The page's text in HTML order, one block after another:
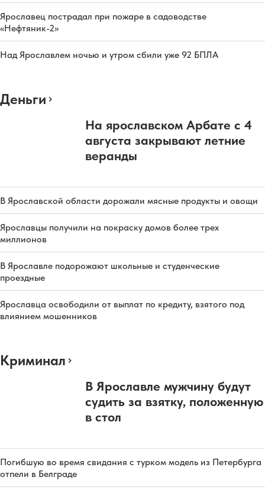
Ярославец пострадал при пожаре в садоводстве
«Нефтяник-2»
Над Ярославлем ночью и утром сбили уже 92 БПЛА
Деньги
На ярославском Арбате с 4
августа закрывают летние
веранды
В Ярославской области дорожали мясные продукты и овощи
Ярославцы получили на покраску домов более трех
миллионов
В Ярославле подорожают школьные и студенческие
проездные
Ярославца освободили от выплат по кредиту, взятого под
влиянием мошенников
Криминал
В Ярославле мужчину будут
судить за взятку, положенную
в стол
Погибшую во время свидания с турком модель из Петербурга
отпели в Белграде